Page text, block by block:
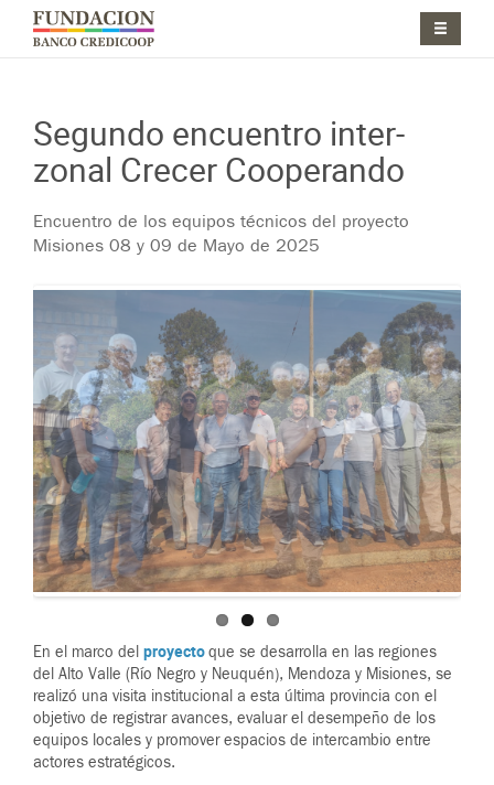
Pasar al contenido principal
Jump to main content
Segundo encuentro inter-
zonal Crecer Cooperando
Encuentro de los equipos técnicos del proyecto
Misiones 08 y 09 de Mayo de 2025
En el marco del proyectoque se desarrolla en las regiones
del Alto Valle (Río Negro y Neuquén), Mendoza y Misiones, se
realizó una visita institucional a esta última provincia con el
objetivo de registrar avances, evaluar el desempeño de los
equipos locales y promover espacios de intercambio entre
actores estratégicos.